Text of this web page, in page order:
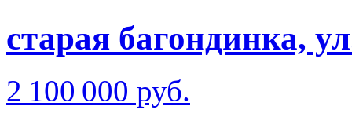
старая багондинка,
2 100 000 руб.